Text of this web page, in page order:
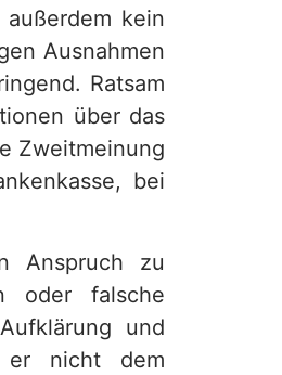
kein
Ausnahmen
Ratsam
über das
Zweitmeinung
bei
Anspruch zu
oder falsche
und
er nicht dem